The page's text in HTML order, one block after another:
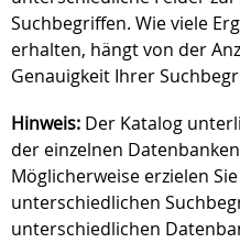
Suchbegriffen. Wie viele
erhalten, hängt von der
Genauigkeit Ihrer
Hinweis: Der Katalog
der einzelnen
Möglicherweise erzielen
unterschiedlichen
unterschiedlichen